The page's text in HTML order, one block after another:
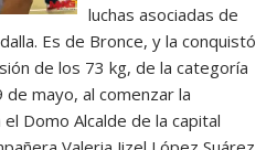
luchas asociadas de
Es de Bronce, y la conquistó
de los 73 kg, de la categoría
mayo, al comenzar la
Domo Alcalde de la capital